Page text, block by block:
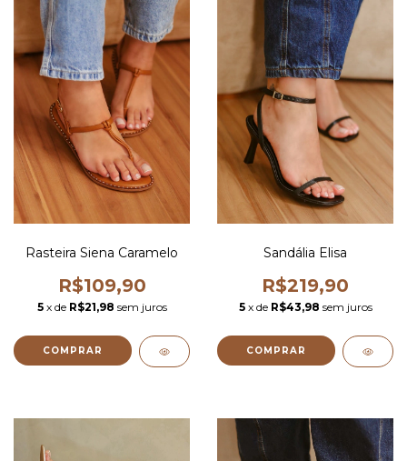
Rasteira Siena Caramelo
R$109,90
5 x de R$21,98 sem juros
COMPRAR
Sandália Elisa
R$219,90
5 x de R$43,98 sem juros
COMPRAR